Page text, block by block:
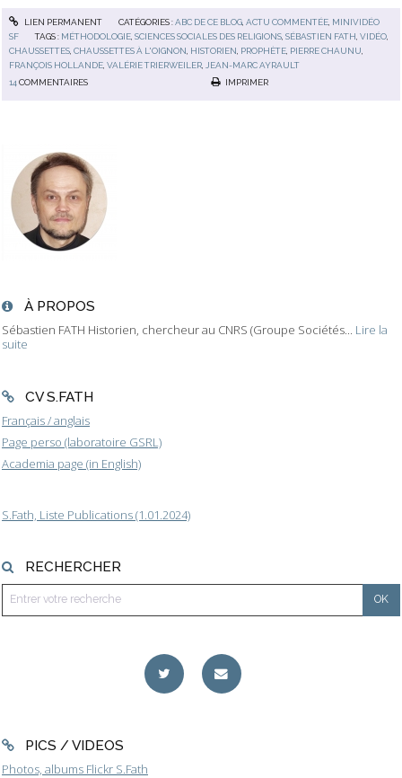
À PROPOS
Sébastien FATH Historien, chercheur au CNRS (Groupe Sociétés... Lire la
suite
CV S.FATH
Français / anglais
Page perso (laboratoire GSRL)
Academia page (in English)
S.Fath, Liste Publications (1.01.2024)
RECHERCHER
PICS / VIDEOS
Photos, albums Flickr S.Fath
LIEN PERMANENT CATÉGORIES :ABC DE CE BLOG, ACTU COMMENTÉE, MINIVIDÉO
SF
TAGS : MÉTHODOLOGIE,SCIENCES SOCIALES DES RELIGIONS,SÉBASTIEN FATH,VIDÉO,
CHAUSSETTES,CHAUSSETTES À L'OIGNON, HISTORIEN, PROPHÈTE, PIERRE CHAUNU,
FRANÇOIS HOLLANDE,VALÉRIE TRIERWEILER,JEAN-MARC AYRAULT
14 COMMENTAIRES IMPRIMER